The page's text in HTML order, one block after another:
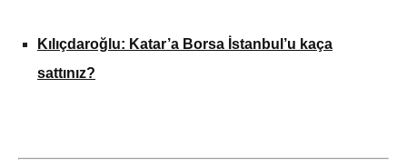
Kılıçdaroğlu: Katar’a Borsa İstanbul’u kaça
sattınız?